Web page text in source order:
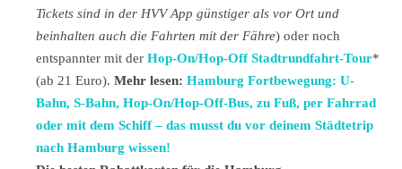
Tickets sind in der HVV App günstiger als vor Ort und
beinhalten auch die Fahrten mit der Fähre) oder noch
entspannter mit der Hop-On/Hop-Off Stadtrundfahrt-Tour*
(ab 21 Euro). Mehr lesen: Hamburg Fortbewegung: U-
Bahn, S-Bahn, Hop-On/Hop-Off-Bus, zu Fuß, per Fahrrad
oder mit dem Schiff – das musst du vor deinem Städtetrip
nach Hamburg wissen!